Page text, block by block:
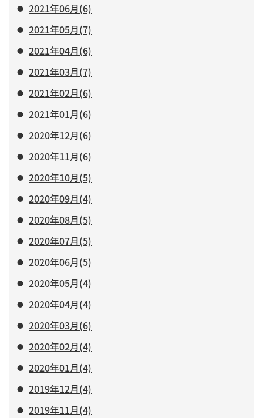
2021年06月(6)
2021年05月(7)
2021年04月(6)
2021年03月(7)
2021年02月(6)
2021年01月(6)
2020年12月(6)
2020年11月(6)
2020年10月(5)
2020年09月(4)
2020年08月(5)
2020年07月(5)
2020年06月(5)
2020年05月(4)
2020年04月(4)
2020年03月(6)
2020年02月(4)
2020年01月(4)
2019年12月(4)
2019年11月(4)